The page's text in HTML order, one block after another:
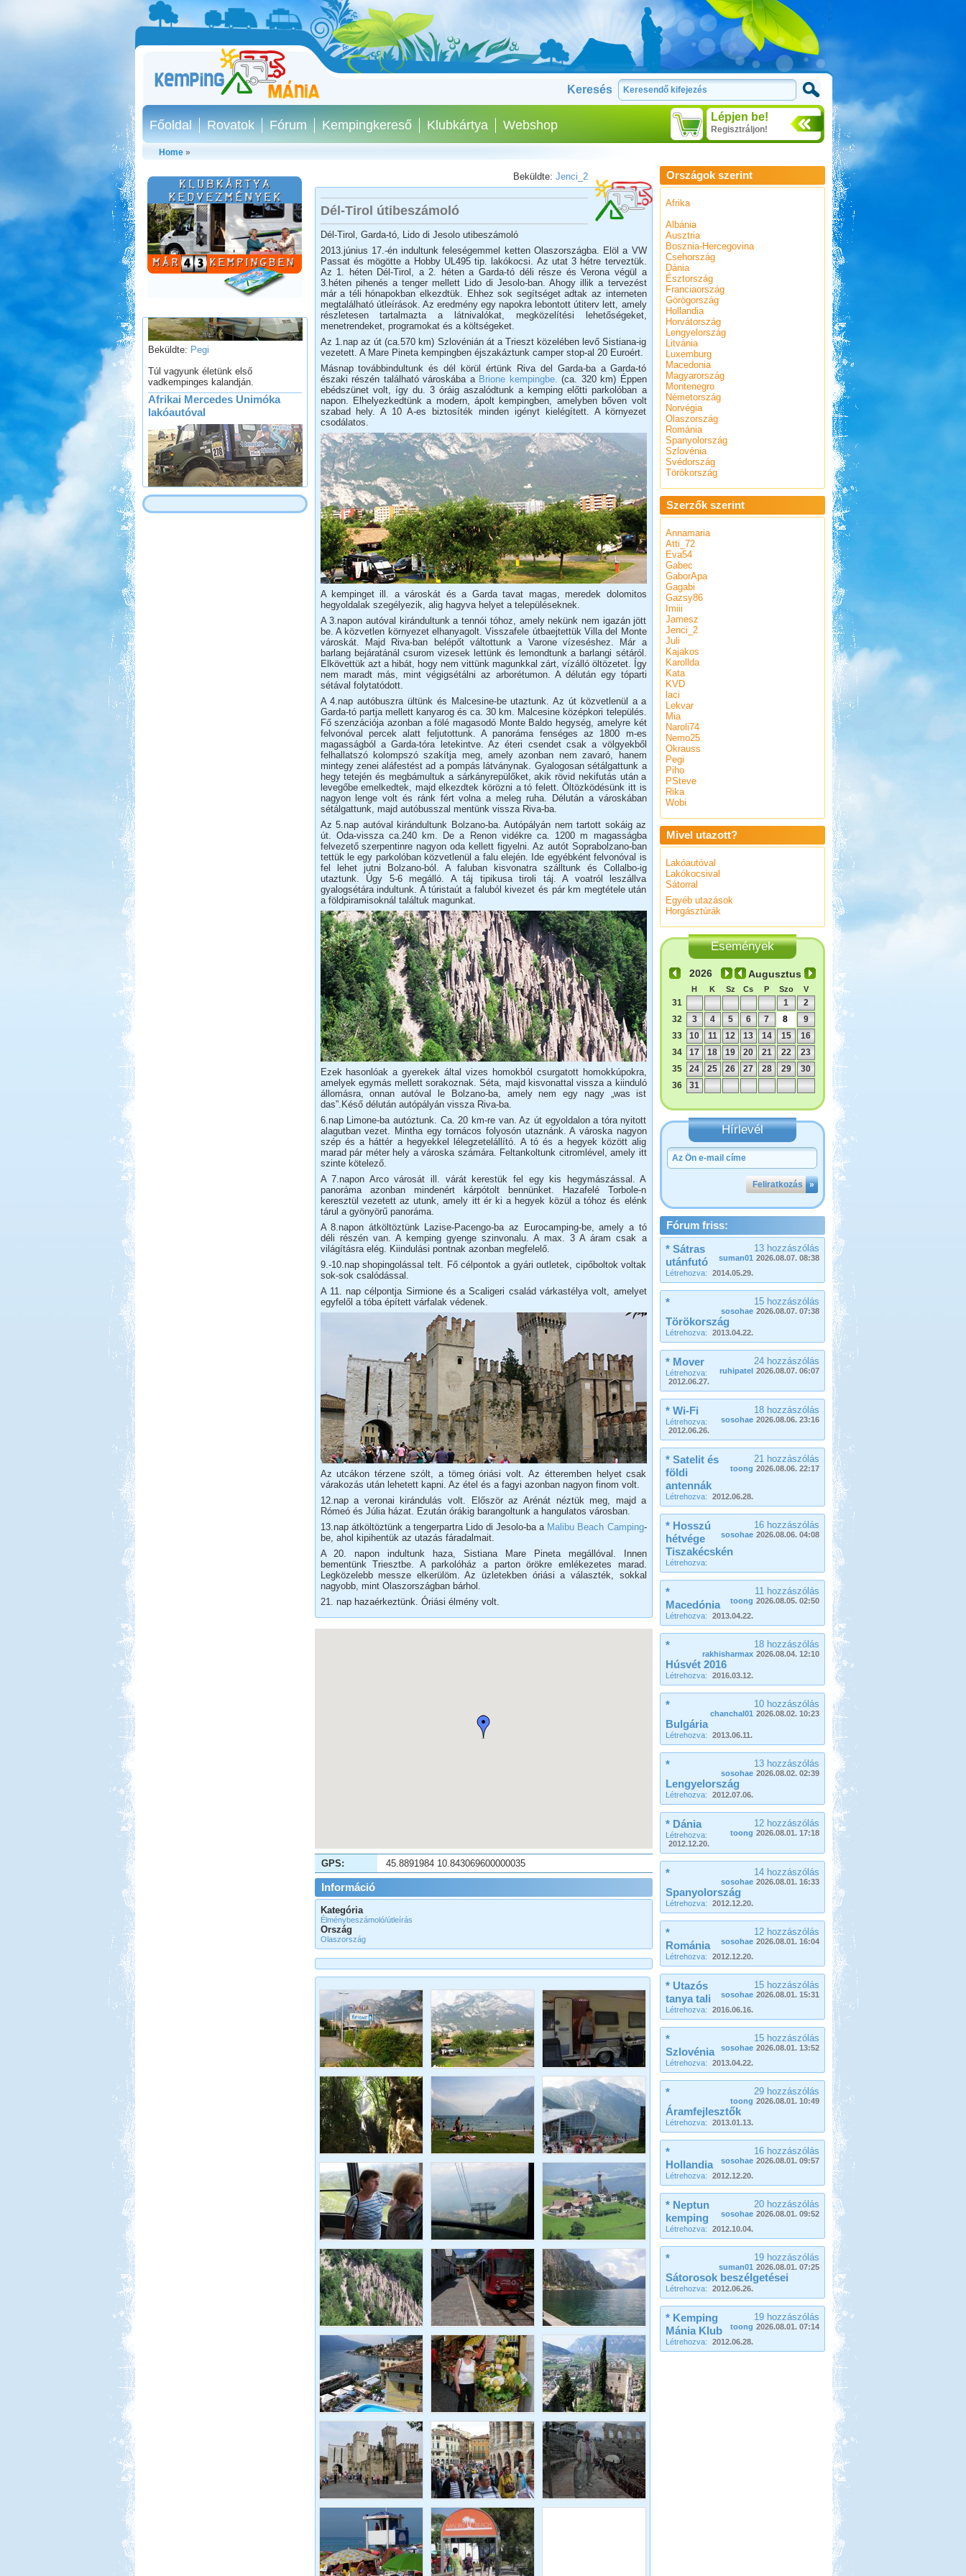
Keresés
Lépjen be!
Regisztráljon!
Főoldal Rovatok Fórum Kempingkereső Klubkártya Webshop
Home»
Pötréte vadkemping /
horgászat
Beküldte:Pegi
Túl vagyunk életünk első
vadkempinges kalandján.
Afrikai Mercedes Unimóka
lakóautóval
Beküldte: Gagabi
volt...
Beküldte: Jenci_2
Dél-Tirol útibeszámoló
Dél-Tirol, Garda-tó, Lido di Jesolo utibeszámoló
2013.június 17.-én indultunk feleségemmel ketten Olaszországba. Elöl a VW
Passat és mögötte a Hobby UL495 tip. lakókocsi. Az utat 3 hétre terveztük.
Az 1. héten Dél-Tirol, a 2. héten a Garda-tó déli része és Verona végül a
3.héten pihenés a tenger mellett Lido di Jesolo-ban. Ahogy illik a tervezést
már a téli hónapokban elkezdtük. Ehhez sok segítséget adtak az interneten
megtalálható útleírások. Az eredmény egy napokra lebontott útiterv lett, amely
részletesen tartalmazta a látnivalókat, megközelítési lehetőségeket,
menetrendeket, programokat és a költségeket.
Az 1.nap az út (ca.570 km) Szlovénián át a Trieszt közelében levő Sistiana-ig
vezetett. A Mare Pineta kempingben éjszakáztunk camper stop-al 20 Euroért.
Másnap továbbindultunk és dél körül értünk Riva del Garda-ba a Garda-tó
északi részén található városkába a Brione kempingbe. (ca. 320 km) Éppen
ebédszünet volt, így du. 3 óráig aszalódtunk a kemping előtti parkolóban a
napon. Elhelyezkedtünk a modern, ápolt kempingben, amelyben bőven volt
szabad hely. A 10 A-es biztosíték minden igényt kielégített. A környezet
csodálatos.
A kempinget ill. a városkát és a Garda tavat magas, meredek dolomitos
hegyoldalak szegélyezik, alig hagyva helyet a településeknek.
A 3.napon autóval kirándultunk a tennói tóhoz, amely nekünk nem igazán jött
be. A közvetlen környezet elhanyagolt. Visszafele útbaejtettük Villa del Monte
városkát. Majd Riva-ban belépőt váltottunk a Varone vízeséshez. Már a
barlang bejáratánál csurom vizesek lettünk és lemondtunk a barlangi sétáról.
Elkövettük azt a hibát, hogy nem vittünk magunkkal zárt, vízálló öltözetet. Így
nem maradt más, mint végigsétálni az arborétumon. A délután egy tóparti
sétával folytatódott.
A 4.nap autóbuszra ültünk és Malcesine-be utaztunk. Az út közvetlenül a a
Garda-tó partja mellett kanyarog és ca. 30 km. Malcesine középkori település.
Fő szenzációja azonban a fölé magasodó Monte Baldo hegység, amelyre két
felvonóval percek alatt feljutottunk. A panoráma fenséges az 1800 m-es
magasságból a Garda-tóra letekintve. Az éteri csendet csak a völgyekből
felhallatszó kolompszó szakítja meg, amely azonban nem zavaró, hanem
mintegy zenei aláfestést ad a pompás látványnak. Gyalogosan sétálgattunk a
hegy tetején és megbámultuk a sárkányrepülőket, akik rövid nekifutás után a
levegőbe emelkedtek, majd elkezdtek körözni a tó felett. Öltözködésünk itt is
nagyon lenge volt és ránk fért volna a meleg ruha. Délután a városkában
sétálgattunk, majd autóbusszal mentünk vissza Riva-ba.
Az 5.nap autóval kirándultunk Bolzano-ba. Autópályán nem tartott sokáig az
út. Oda-vissza ca.240 km. De a Renon vidékre ca. 1200 m magasságba
felvezető szerpentinre nagyon oda kellett figyelni. Az autót Soprabolzano-ban
tettük le egy parkolóban közvetlenül a falu elején. Ide egyébként felvonóval is
fel lehet jutni Bolzano-ból. A faluban kisvonatra szálltunk és Collalbo-ig
utaztunk. Úgy 5-6 megálló. A táj tipikusa tiroli táj. A voatról leszállva
gyalogsétára indultunk. A túristaút a faluból kivezet és pár km megtétele után
a földpiramisoknál találtuk magunkat.
Ezek hasonlóak a gyerekek által vizes homokból csurgatott homokkúpokra,
amelyek egymás mellett sorakoznak. Séta, majd kisvonattal vissza a kiinduló
állomásra, onnan autóval le Bolzano-ba, amely nem egy nagy „was ist
das”.Késő délután autópályán vissza Riva-ba.
6.nap Limone-ba autóztunk. Ca. 20 km-re van. Az út egyoldalon a tóra nyitott
alagutban vezet. Mintha egy tornácos folyosón utaznánk. A városka nagyon
szép és a háttér a hegyekkel lélegzetelállító. A tó és a hegyek között alig
marad pár méter hely a városka számára. Feltankoltunk citromlével, amely itt
szinte kötelező.
A 7.napon Arco városát ill. várát kerestük fel egy kis hegymászással. A
panoráma azonban mindenért kárpótolt bennünket. Hazafelé Torbole-n
keresztül vezetett az utunk, amely itt ér ki a hegyek közül a tóhoz és elénk
tárul a gyönyörű panoráma.
A 8.napon átköltöztünk Lazise-Pacengo-ba az Eurocamping-be, amely a tó
déli részén van. A kemping gyenge szinvonalu. A max. 3 A áram csak a
világításra elég. Kiindulási pontnak azonban megfelelő.
9.-10.nap shopingolással telt. Fő célpontok a gyári outletek, cipőboltok voltak
sok-sok csalódással.
A 11. nap célpontja Sirmione és a Scaligeri család várkastélya volt, amelyet
egyfelől a tóba épített várfalak védenek.
Az utcákon térzene szólt, a tömeg óriási volt. Az étteremben helyet csak
várakozás után lehetett kapni. Az étel és a fagyi azonban nagyon finom volt.
12.nap a veronai kirándulás volt. Először az Arénát néztük meg, majd a
Rómeó és Júlia házat. Ezután órákig barangoltunk a hangulatos városban.
13.nap átköltöztünk a tengerpartra Lido di Jesolo-ba a Malibu Beach Camping-
be, ahol kipihentük az utazás fáradalmait.
A 20. napon indultunk haza, Sistiana Mare Pineta megállóval. Innen
bementünk Triesztbe. A parkolóház a parton örökre emlékezetes marad.
Legközelebb messze elkerülöm. Az üzletekben óriási a választék, sokkal
nagyobb, mint Olaszországban bárhol.
21. nap hazaérkeztünk. Óriási élmény volt.
GPS: 45.8891984 10.843069600000035
Információ
Kategória
Élménybeszámoló/útleírás
Ország
Olaszország
Országok szerint
Afrika
Albánia
Ausztria
Bosznia-Hercegovina
Csehország
Dánia
Észtország
Franciaország
Görögország
Hollandia
Horvátország
Lengyelország
Litvánia
Luxemburg
Macedonia
Magyarország
Montenegro
Németország
Norvégia
Olaszország
Románia
Spanyolország
Szlovénia
Svédország
Törökország
Szerzők szerint
Annamaria
Atti_72
Eva54
Gabec
GaborApa
Gagabi
Gazsy86
Imiii
Jamesz
Jenci_2
Juli
Kajakos
Karollda
Kata
KVD
laci
Lekvar
Mia
Naroli74
Nemo25
Okrauss
Pegi
Piho
PSteve
Rika
Wobi
Mivel utazott?
Lakóautóval
Lakókocsival
Sátorral
Egyéb utazások
Horgásztúrák
Események
Augusztus
H K Sz Cs P Szo V
31 1
2
32
3 4 5 6 7 8
9
33
10 11 12 13 14 15
16
34
17 18 19 20 21 22
23
35
24 25 26 27 28 29
30
36
31
Hírlevél
Feliratkozás »
Fórum friss:
13 hozzászólás
suman01 2026.08.07. 08:38
* Sátras
utánfutó
Létrehozva: 2014.05.29.
15 hozzászólás
sosohae 2026.08.07. 07:38
*
Törökország
Létrehozva: 2013.04.22.
24 hozzászólás
ruhipatel 2026.08.07. 06:07
* Mover
Létrehozva:
2012.06.27.
18 hozzászólás
sosohae 2026.08.06. 23:16
* Wi-Fi
Létrehozva:
2012.06.26.
21 hozzászólás
toong 2026.08.06. 22:17
* Satelit és
földi
antennák
Létrehozva: 2012.06.28.
16 hozzászólás
sosohae 2026.08.06. 04:08
* Hosszú
hétvége
Tiszakécskén
Létrehozva:
11 hozzászólás
toong 2026.08.05. 02:50
*
Macedónia
Létrehozva: 2013.04.22.
18 hozzászólás
rakhisharmax 2026.08.04. 12:10
*
Húsvét 2016
Létrehozva: 2016.03.12.
10 hozzászólás
chanchal01 2026.08.02. 10:23
*
Bulgária
Létrehozva: 2013.06.11.
13 hozzászólás
sosohae 2026.08.02. 02:39
*
Lengyelország
Létrehozva: 2012.07.06.
12 hozzászólás
toong 2026.08.01. 17:18
* Dánia
Létrehozva:
2012.12.20.
14 hozzászólás
sosohae 2026.08.01. 16:33
*
Spanyolország
Létrehozva: 2012.12.20.
12 hozzászólás
sosohae 2026.08.01. 16:04
*
Románia
Létrehozva: 2012.12.20.
15 hozzászólás
sosohae 2026.08.01. 15:31
* Utazós
tanya tali
Létrehozva: 2016.06.16.
15 hozzászólás
sosohae 2026.08.01. 13:52
*
Szlovénia
Létrehozva: 2013.04.22.
29 hozzászólás
toong 2026.08.01. 10:49
*
Áramfejlesztők
Létrehozva: 2013.01.13.
16 hozzászólás
sosohae 2026.08.01. 09:57
*
Hollandia
Létrehozva: 2012.12.20.
20 hozzászólás
sosohae 2026.08.01. 09:52
* Neptun
kemping
Létrehozva: 2012.10.04.
19 hozzászólás
suman01 2026.08.01. 07:25
*
Sátorosok beszélgetései
Létrehozva: 2012.06.26.
19 hozzászólás
toong 2026.08.01. 07:14
* Kemping
Mánia Klub
Létrehozva: 2012.06.28.